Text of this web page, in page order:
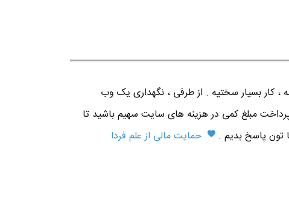
، کار بسیار سختیه . از طرفی ، نگهداری یک وب
مبلغ کمی در هزینه های سایت سهیم باشید تا
تون پاسخ بدیم .
حمایت مالی از علم فردا